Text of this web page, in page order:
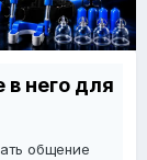
в него для
общение